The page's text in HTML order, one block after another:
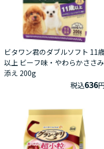
ビタワン君のダブルソフト 11
以上 ビーフ味・やわらかささみ
添え 200g
税込636